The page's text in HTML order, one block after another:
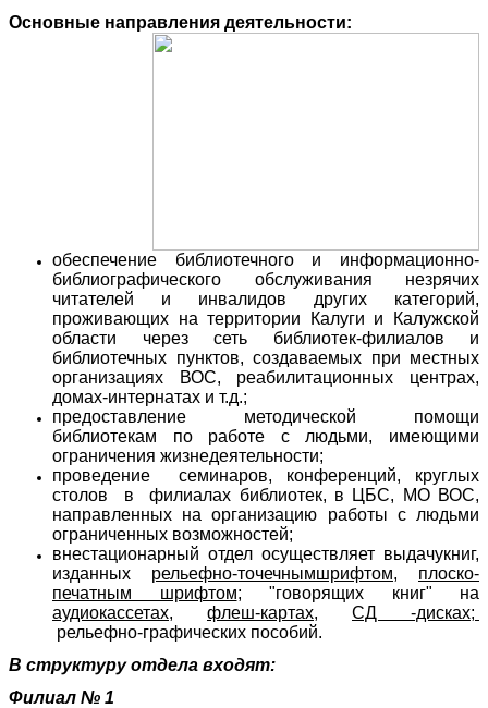
Основные направления деятельности:
обеспечение библиотечного и информационно-
библиографического обслуживания незрячих
читателей и инвалидов других категорий,
проживающих на территории Калуги и Калужской
области через сеть библиотек-филиалов и
библиотечных пунктов, создаваемых при местных
организациях ВОС, реабилитационных центрах,
домах-интернатах и т.д.;
предоставление методической помощи
библиотекам по работе с людьми, имеющими
ограничения жизнедеятельности;
проведение семинаров, конференций, круглых
столов в филиалах библиотек, в ЦБС, МО ВОС,
направленных на организацию работы с людьми
ограниченных возможностей;
внестационарный отдел осуществляет выдачукниг,
изданных рельефно-точечнымшрифтом,
плоско-
печатным шрифтом; "говорящих книг" на
аудиокассетах,
флеш-картах,
СД -дисках;
рельефно-графических пособий.
В структуру отдела входят:
Филиал № 1